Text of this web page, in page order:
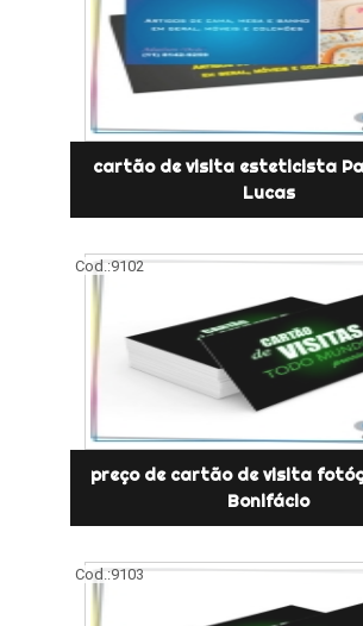
cartão de visita esteticista
Lucas
Cod.:9102
preço de cartão de visita
Bonifácio
Cod.:9103